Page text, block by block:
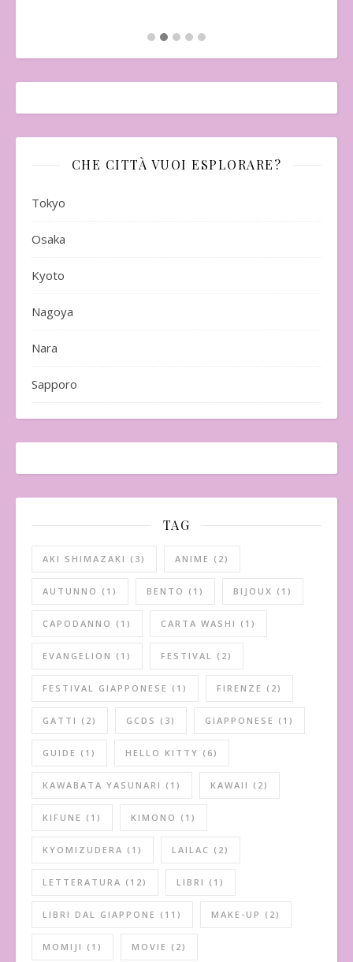
CHE CITTÀ VUOI ESPLORARE?
Tokyo
Osaka
Kyoto
Nagoya
Nara
Sapporo
TAG
AKI SHIMAZAKI (3) ANIME (2)
AUTUNNO (1) BENTO (1) BIJOUX (1)
CAPODANNO (1) CARTA WASHI (1)
EVANGELION (1) FESTIVAL (2)
FESTIVAL GIAPPONESE (1) FIRENZE (2)
GATTI (2) GCDS (3) GIAPPONESE (1)
GUIDE (1) HELLO KITTY (6)
KAWABATA YASUNARI (1) KAWAII (2)
KIFUNE (1) KIMONO (1)
KYOMIZUDERA (1) LAILAC (2)
LETTERATURA (12) LIBRI (1)
LIBRI DAL GIAPPONE (11) MAKE-UP (2)
MOMIJI (1) MOVIE (2)